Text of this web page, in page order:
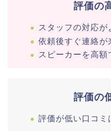
評価の
スタッフの対応が
依頼後すぐ連絡が
スピーカーを高額
評価の
評価が低い口コミ